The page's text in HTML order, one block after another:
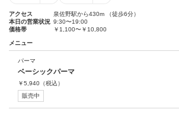
アクセス
泉佐野駅から430m （徒歩6分）
本日の営業状況 9:30〜19:00
価格帯
￥1,100〜￥10,800
メニュー
パーマ
ベーシックパーマ
￥5,940 （税込）
販売中